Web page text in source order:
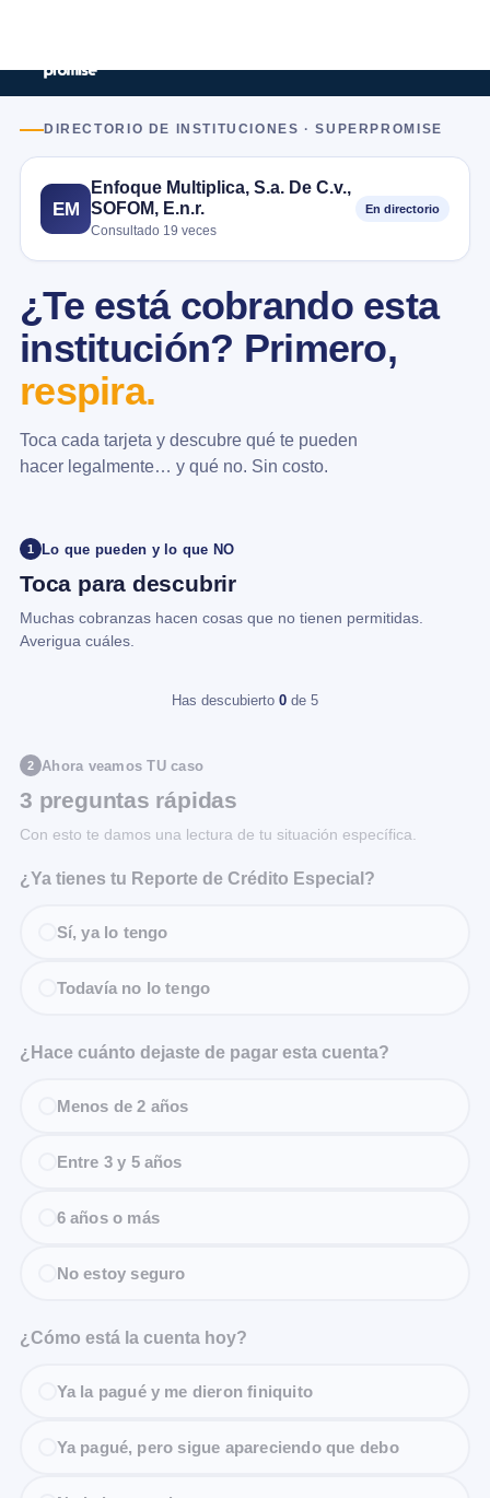
DIRECTORIO DE INSTITUCIONES · SUPERPROMISE
EM
Enfoque Multiplica, S.a. De C.v.,
SOFOM, E.n.r.
Consultado 19 veces
En directorio
¿Te está cobrando esta
institución? Primero,
respira.
Toca cada tarjeta y descubre qué te pueden
hacer legalmente… y qué no. Sin costo.
1 Lo que pueden y lo que NO
Toca para descubrir
Muchas cobranzas hacen cosas que no tienen permitidas.
Averigua cuáles.
Has descubierto 0 de 5
2 Ahora veamos TU caso
3 preguntas rápidas
Con esto te damos una lectura de tu situación específica.
¿Ya tienes tu Reporte de Crédito Especial?
Sí, ya lo tengo
Todavía no lo tengo
¿Hace cuánto dejaste de pagar esta cuenta?
Menos de 2 años
Entre 3 y 5 años
6 años o más
No estoy seguro
¿Cómo está la cuenta hoy?
Ya la pagué y me dieron finiquito
Ya pagué, pero sigue apareciendo que debo